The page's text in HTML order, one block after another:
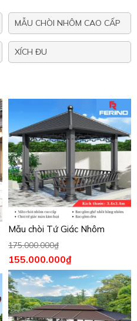
MẪU CHÒI NHÔM CAO CẤP
XÍCH ĐU
Mẫu chòi Tứ Giác Nhôm
175.000.000₫
155.000.000₫